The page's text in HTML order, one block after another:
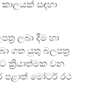
සඳහා
ලබා දීම හා
ගත යුතු බලපත්‍ර
ක්‍රියාත්මක වන
පළාත් මෝටර් රථ